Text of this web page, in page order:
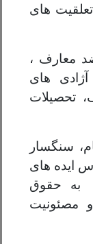
های
معارف ،
های
تحصیلات
سنگسار
ایده های
به حقوق
مصئونیت